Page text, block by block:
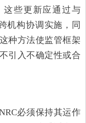
些更新应通过与
机构协调实施，同
种方法使监管框架
引入不确定性或合
必须保持其运作